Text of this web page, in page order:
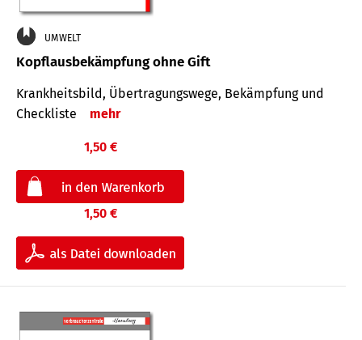
UMWELT
Kopflausbekämpfung ohne Gift
Krankheits­bild, Übertra­gungs­wege, Bekämpfung und
Check­liste
mehr
1,50 €
1,50 €